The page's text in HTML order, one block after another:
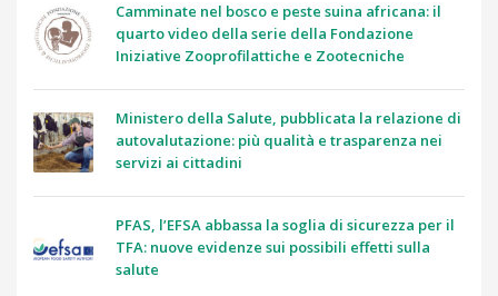
Camminate nel bosco e peste suina africana: il
quarto video della serie della Fondazione
Iniziative Zooprofilattiche e Zootecniche
Ministero della Salute, pubblicata la relazione di
autovalutazione: più qualità e trasparenza nei
servizi ai cittadini
PFAS, l’EFSA abbassa la soglia di sicurezza per il
TFA: nuove evidenze sui possibili effetti sulla
salute